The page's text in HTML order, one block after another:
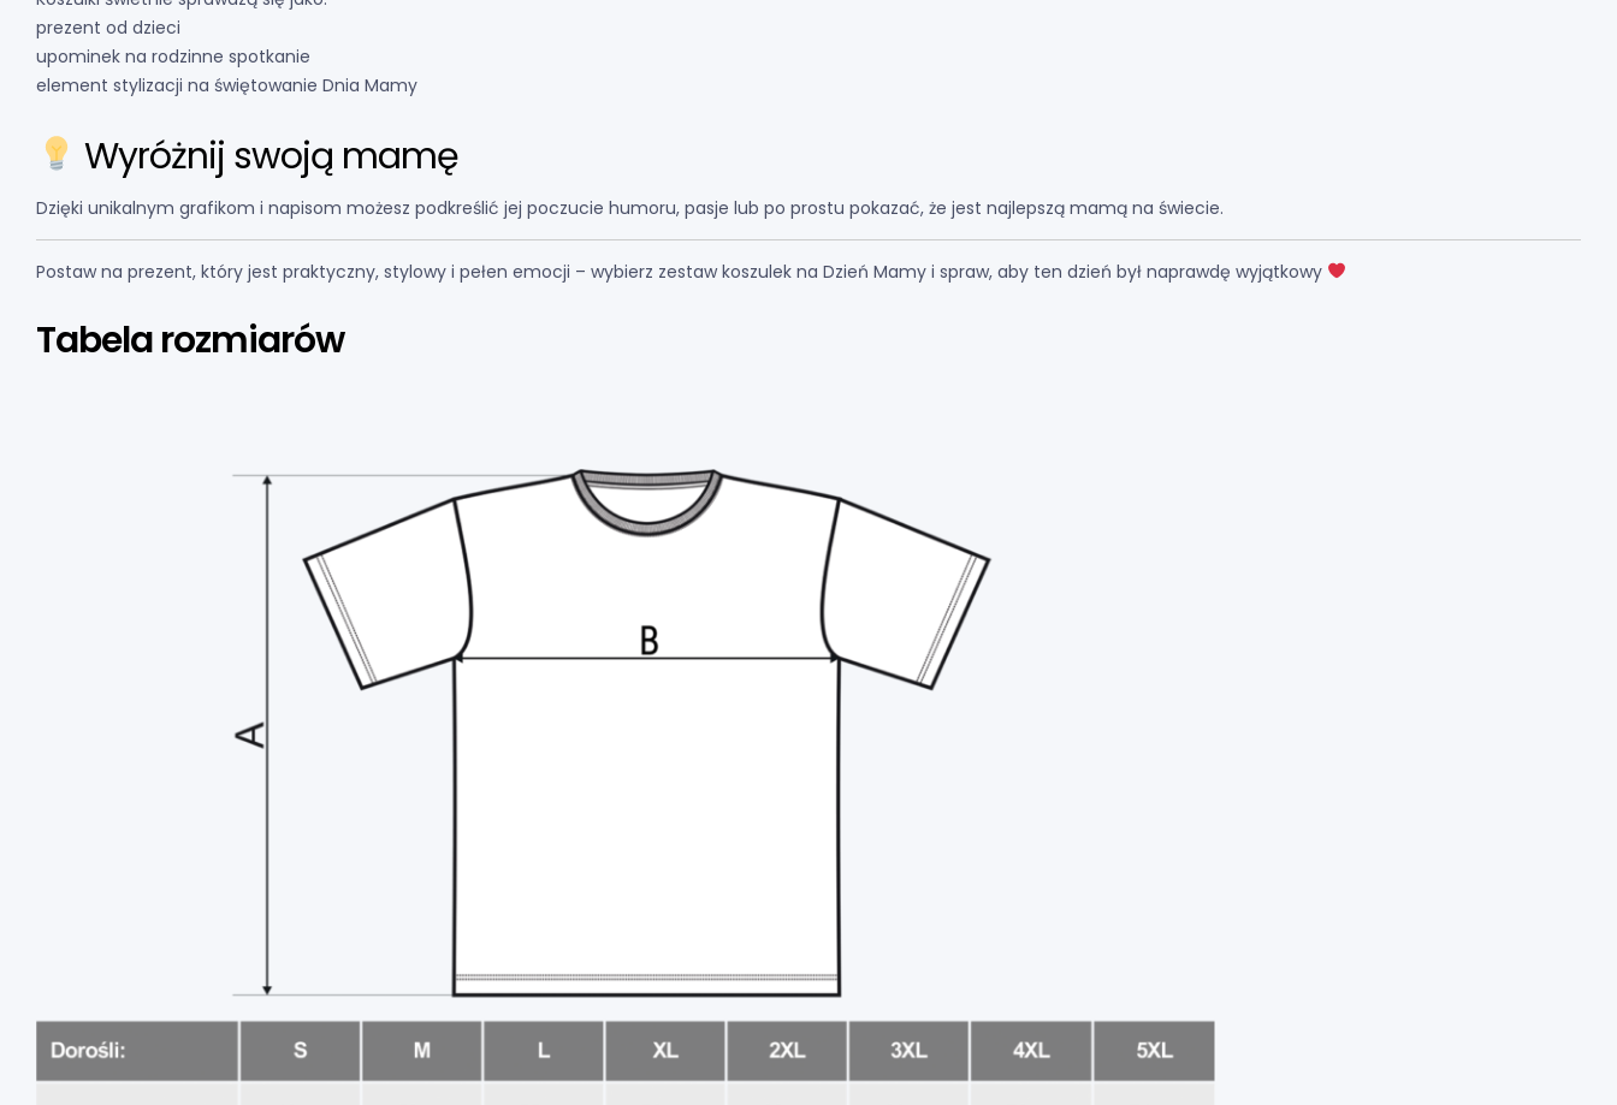
prezent od dzieci
upominek na rodzinne spotkanie
element stylizacji na świętowanie Dnia Mamy
Wyróżnij swoją mamę
Dzięki unikalnym grafikom i napisom możesz podkreślić jej poczucie humoru, pasje lub po prostu pokazać, że jest najlepszą mamą na świecie.
Postaw na prezent, który jest praktyczny, stylowy i pełen emocji – wybierz zestaw koszulek na Dzień Mamy i spraw, aby ten dzień był naprawdę wyjątkowy
Tabela rozmiarów